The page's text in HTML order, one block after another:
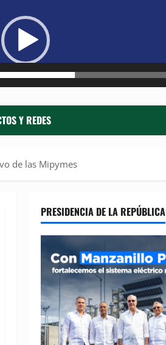
Y REDES
de las Mipymes
PRESIDENCIA DE LA REPÚBLICA